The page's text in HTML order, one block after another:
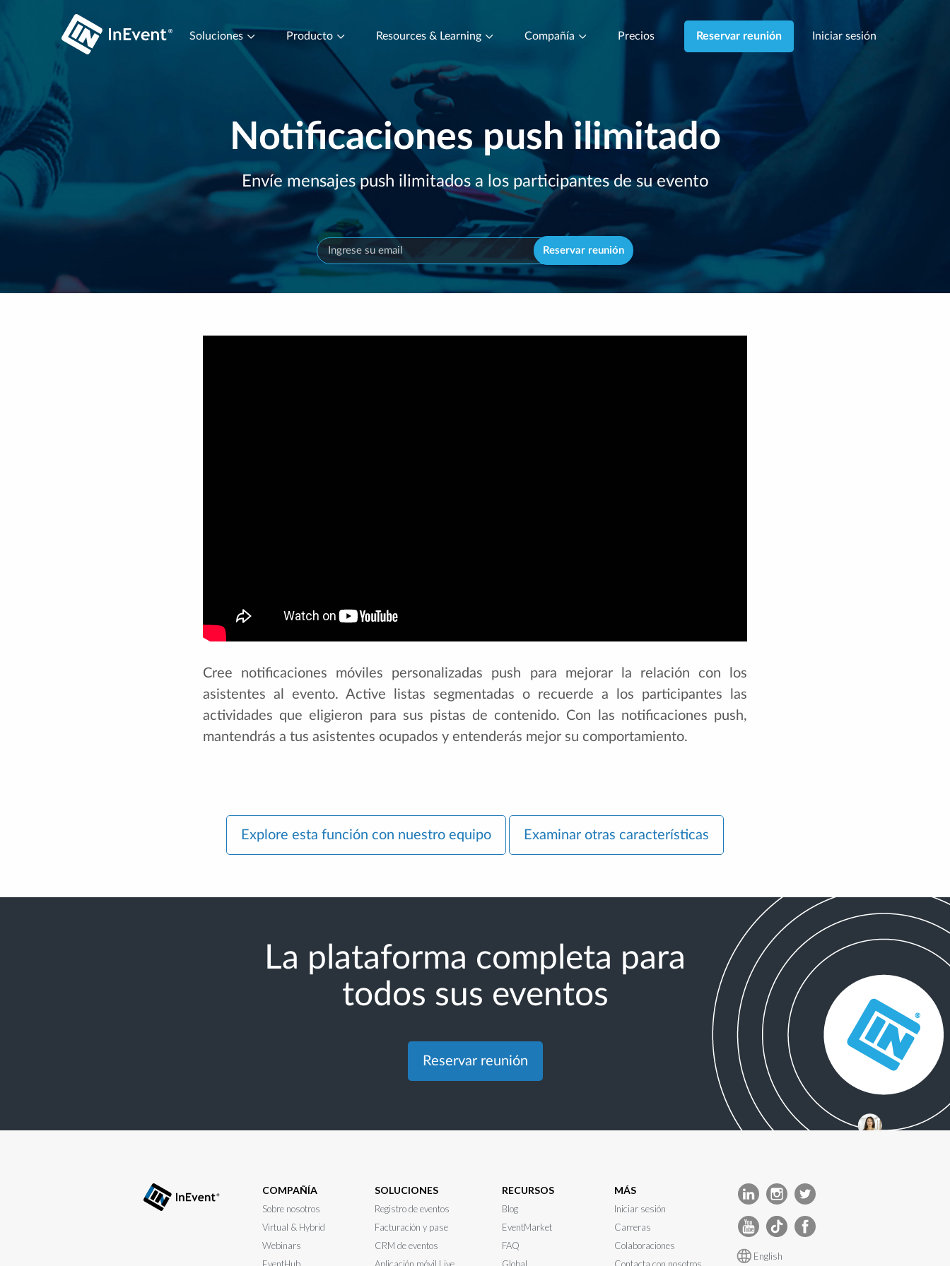
Soluciones Producto Resources & Learning Compañía Precios Reservar reunión Iniciar sesión
Notificaciones push ilimitado
Envíe mensajes push ilimitados a los participantes de su evento
Reservar reunión
Cree notificaciones móviles personalizadas push para mejorar la relación con los
asistentes al evento. Active listas segmentadas o recuerde a los participantes las
actividades que eligieron para sus pistas de contenido. Con las notificaciones push,
mantendrás a tus asistentes ocupados y entenderás mejor su comportamiento.
Explore esta función con nuestro equipo Examinar otras características
La plataforma completa para
todos sus eventos
Reservar reunión
COMPAÑÍA
Sobre nosotros
Virtual & Hybrid
Webinars
SOLUCIONES
Registro de eventos
Facturación y pase
CRM de eventos
RECURSOS
Blog
EventMarket
FAQ
MÁS
Iniciar sesión
Carreras
Colaboraciones
English